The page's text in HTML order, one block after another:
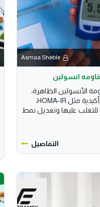
Asmaa Sheble
انسولين
الأنسولين الظاهرة،
الفحوصات المعملية التأكيدية مثل HOMA-IR،
عليها وتعديل نمط
التفاصيل